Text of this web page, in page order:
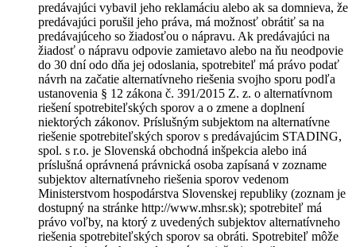
predávajúci vybavil jeho reklamáciu alebo ak sa domnieva, že
predávajúci porušil jeho práva, má možnosť obrátiť sa na
predávajúceho so žiadosťou o nápravu. Ak predávajúci na
žiadosť o nápravu odpovie zamietavo alebo na ňu neodpovie
do 30 dní odo dňa jej odoslania, spotrebiteľ má právo podať
návrh na začatie alternatívneho riešenia svojho sporu podľa
ustanovenia § 12 zákona č. 391/2015 Z. z. o alternatívnom
riešení spotrebiteľských sporov a o zmene a doplnení
niektorých zákonov. Príslušným subjektom na alternatívne
riešenie spotrebiteľských sporov s predávajúcim STADING,
spol. s r.o. je Slovenská obchodná inšpekcia alebo iná
príslušná oprávnená právnická osoba zapísaná v zozname
subjektov alternatívneho riešenia sporov vedenom
Ministerstvom hospodárstva Slovenskej republiky (zoznam je
dostupný na stránke http://www.mhsr.sk); spotrebiteľ má
právo voľby, na ktorý z uvedených subjektov alternatívneho
riešenia spotrebiteľských sporov sa obráti. Spotrebiteľ môže